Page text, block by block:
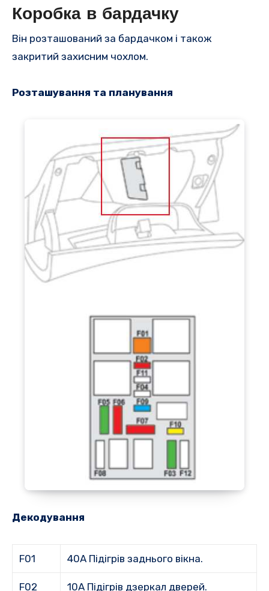
Коробка в бардачку
Він розташований за бардачком і також
закритий захисним чохлом.
Розташування та планування
Декодування
F01 40A Підігрів заднього вікна.
F02 10A Підігрів дзеркал дверей.